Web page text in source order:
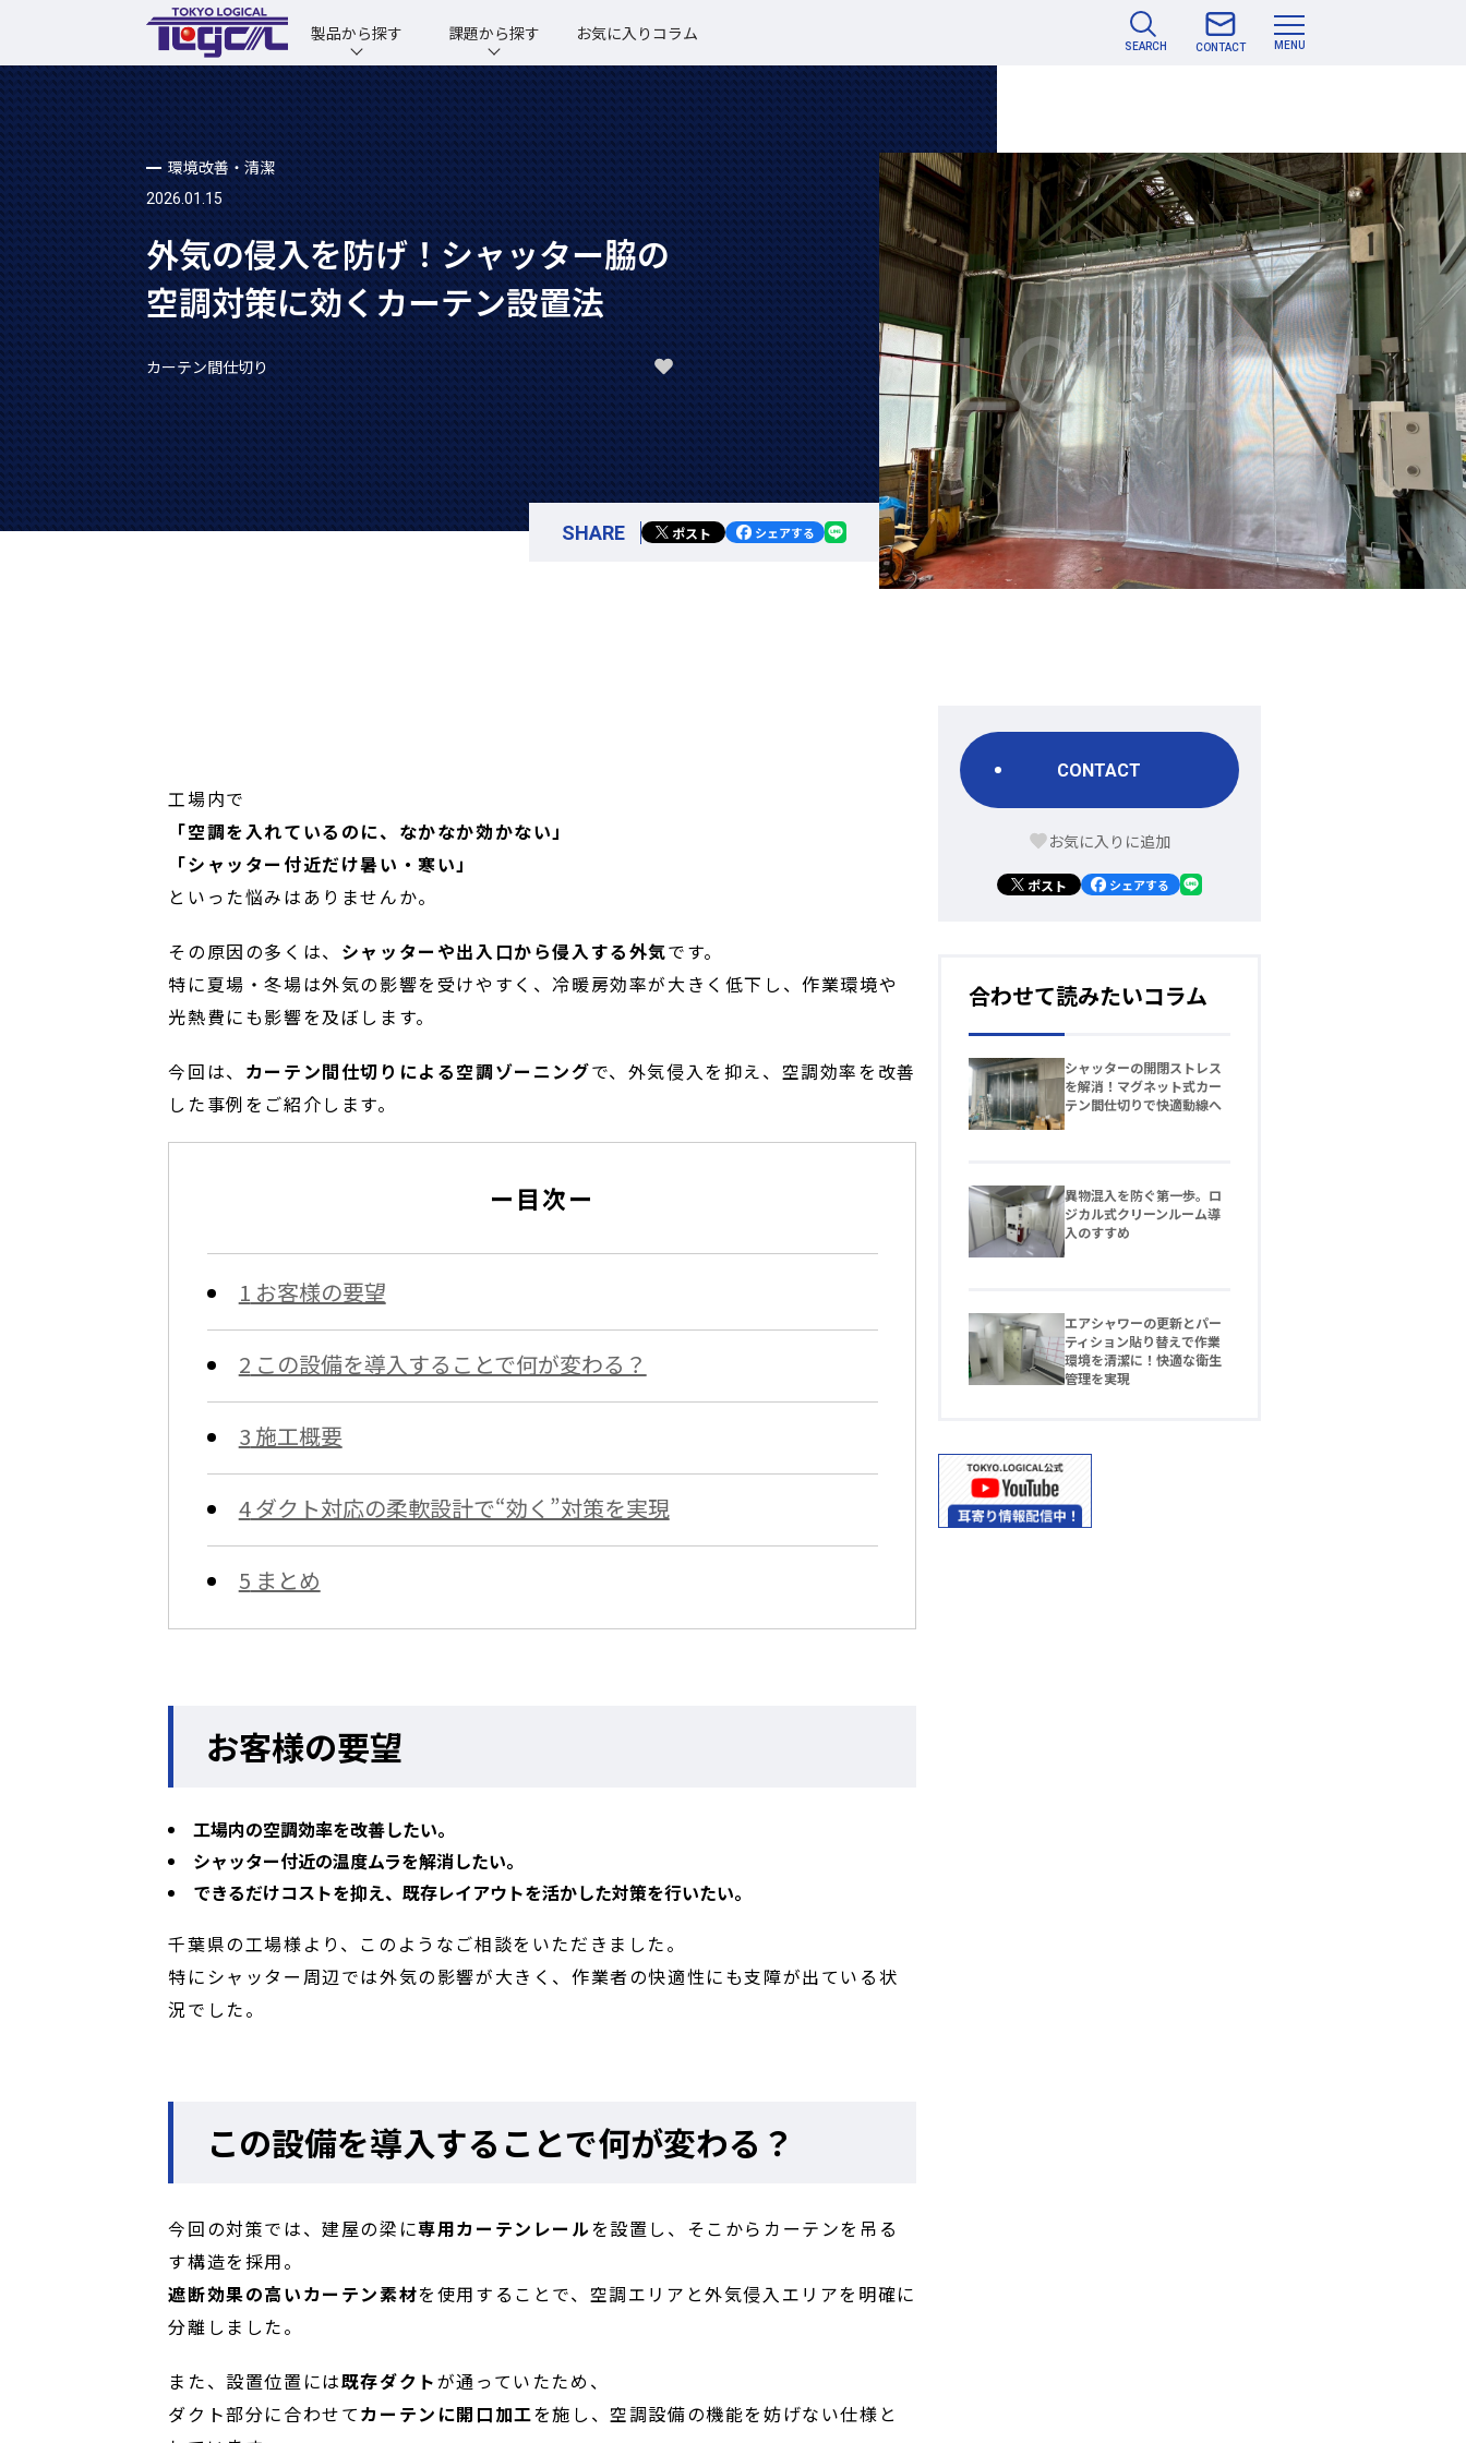
製品から探す 課題から探す お気に入りコラム
SEARCH CONTACT MENU
環境改善・清潔
2026.01.15
外気の侵入を防げ！シャッター脇の
空調対策に効くカーテン設置法
カーテン間仕切り
SHARE ポスト シェアする
工場内で
「空調を入れているのに、なかなか効かない」
「シャッター付近だけ暑い・寒い」
といった悩みはありませんか。
その原因の多くは、 シャッターや出入口から侵入する外気です。
特に夏場・冬場は外気の影響を受けやすく、冷暖房効率が大きく低下し、作業環境や
光熱費にも影響を及ぼします。
今回は、 カーテン間仕切りによる空調ゾーニングで、外気侵入を抑え、空調効率を改善
した事例をご紹介します。
ー目次ー
1 お客様の要望
2 この設備を導入することで何が変わる？
3 施工概要
4ダクト対応の柔軟設計で“効く”対策を実現
5 まとめ
お客様の要望
工場内の空調効率を改善したい。
シャッター付近の温度ムラを解消したい。
できるだけコストを抑え、既存レイアウトを活かした対策を行いたい。
千葉県の工場様より、このようなご相談をいただきました。
特にシャッター周辺では外気の影響が大きく、作業者の快適性にも支障が出ている状
況でした。
この設備を導入することで何が変わる？
今回の対策では、建屋の梁に専用カーテンレールを設置し、そこからカーテンを吊る
す構造を採用。
遮断効果の高いカーテン素材を使用することで、空調エリアと外気侵入エリアを明確に
分離しました。
また、設置位置には既存ダクトが通っていたため、
ダクト部分に合わせてカーテンに開口加工を施し、空調設備の機能を妨げない仕様と
CONTACT
ポスト シェアする
合わせて読みたいコラム
シャッターの開閉ストレス
を解消！マグネット式カー
テン間仕切りで快適動線へ
異物混入を防ぐ第一歩。ロ
ジカル式クリーンルーム導
入のすすめ
エアシャワーの更新とパー
ティション貼り替えで作業
環境を清潔に！快適な衛生
管理を実現